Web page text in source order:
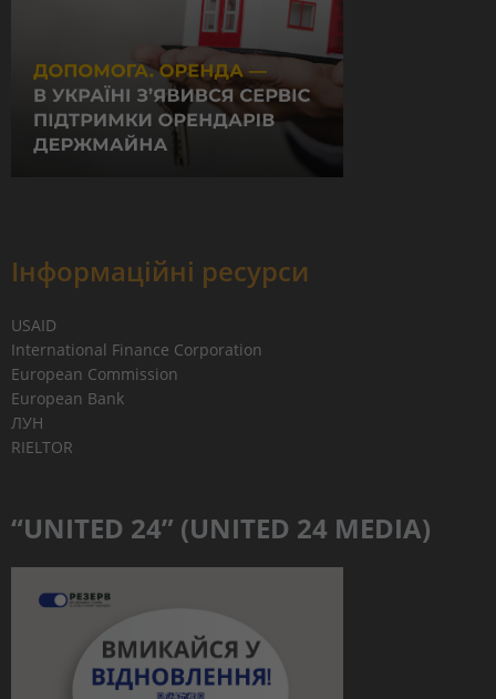
Інформаційні ресурси
USAID
International Finance Corporation
European Commission
European Bank
ЛУН
RIELTOR
“UNITED 24” (UNITED 24 MEDIA)